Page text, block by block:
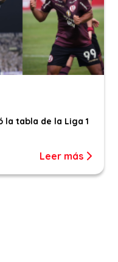
la tabla de la Liga 1
Leer más